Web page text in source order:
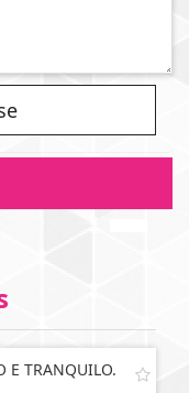
E TRANQUILO.